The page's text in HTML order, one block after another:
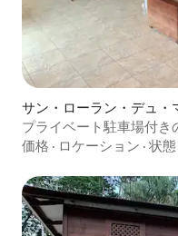
サン・ローラン・デュ・
プライベート駐車場付き
価格 · ロケーション · 状態